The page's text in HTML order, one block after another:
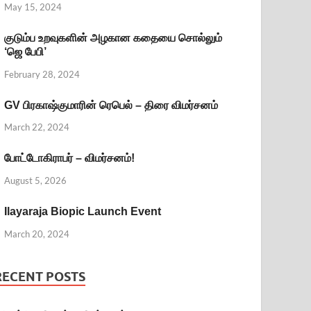
May 15, 2024
குடும்ப உறவுகளின் அழகான கதையை சொல்லும்
‘ஜெ பேபி’
February 28, 2024
GV பிரகாஷ்குமாரின் ரெபெல் – திரை விமர்சனம்
March 22, 2024
போட்டோகிராபர் – விமர்சனம்!
August 5, 2026
Ilayaraja Biopic Launch Event
March 20, 2024
POSTS